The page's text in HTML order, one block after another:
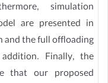
simulation
are presented in
and the full offloading
Finally, the
that our proposed